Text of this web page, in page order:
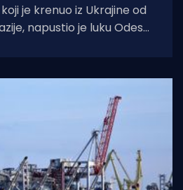
je krenuo iz Ukrajine od
napustio je luku Odesa